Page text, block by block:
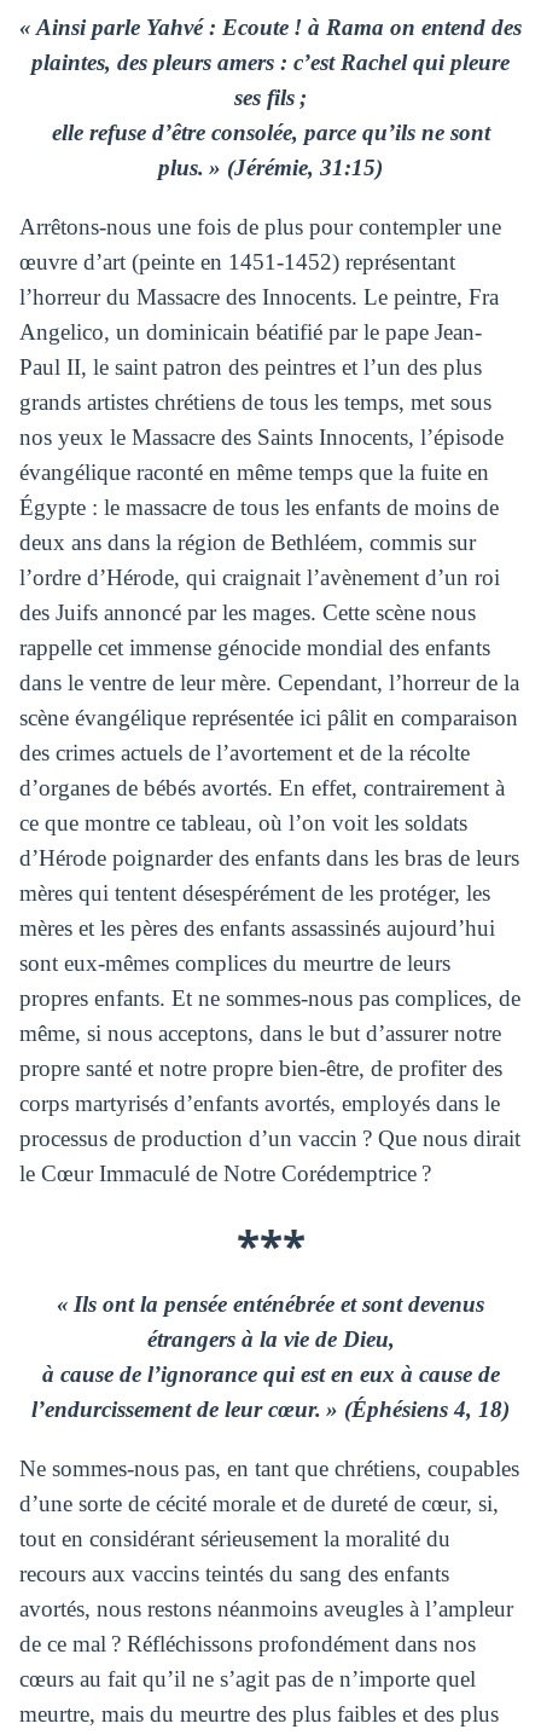
« Ainsi parle Yahvé : Ecoute ! à Rama on entend des
plaintes, des pleurs amers : c’est Rachel qui pleure
ses fils ;
elle refuse d’être consolée, parce qu’ils ne sont
plus. » (Jérémie, 31:15)
Arrêtons-nous une fois de plus pour contempler une
œuvre d’art (peinte en 1451-1452) représentant
l’horreur du Massacre des Innocents. Le peintre, Fra
Angelico, un dominicain béatifié par le pape Jean-
Paul II, le saint patron des peintres et l’un des plus
grands artistes chrétiens de tous les temps, met sous
nos yeux le Massacre des Saints Innocents, l’épisode
évangélique raconté en même temps que la fuite en
Égypte : le massacre de tous les enfants de moins de
deux ans dans la région de Bethléem, commis sur
l’ordre d’Hérode, qui craignait l’avènement d’un roi
des Juifs annoncé par les mages. Cette scène nous
rappelle cet immense génocide mondial des enfants
dans le ventre de leur mère. Cependant, l’horreur de la
scène évangélique représentée ici pâlit en comparaison
des crimes actuels de l’avortement et de la récolte
d’organes de bébés avortés. En effet, contrairement à
ce que montre ce tableau, où l’on voit les soldats
d’Hérode poignarder des enfants dans les bras de leurs
mères qui tentent désespérément de les protéger, les
mères et les pères des enfants assassinés aujourd’hui
sont eux-mêmes complices du meurtre de leurs
propres enfants. Et ne sommes-nous pas complices, de
même, si nous acceptons, dans le but d’assurer notre
propre santé et notre propre bien-être, de profiter des
corps martyrisés d’enfants avortés, employés dans le
processus de production d’un vaccin ? Que nous dirait
le Cœur Immaculé de Notre Corédemptrice ?
***
« Ils ont la pensée enténébrée et sont devenus
étrangers à la vie de Dieu,
à cause de l’ignorance qui est en eux à cause de
l’endurcissement de leur cœur. » (Éphésiens 4, 18)
Ne sommes-nous pas, en tant que chrétiens, coupables
d’une sorte de cécité morale et de dureté de cœur, si,
tout en considérant sérieusement la moralité du
recours aux vaccins teintés du sang des enfants
avortés, nous restons néanmoins aveugles à l’ampleur
de ce mal ? Réfléchissons profondément dans nos
cœurs au fait qu’il ne s’agit pas de n’importe quel
meurtre, mais du meurtre des plus faibles et des plus